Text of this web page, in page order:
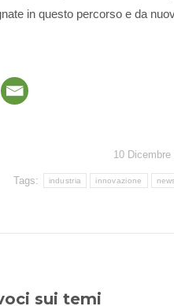
in questo percorso e da
10 Dicembre
Tags: industria innovazione
sui temi